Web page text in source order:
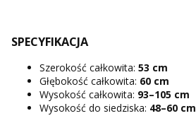
SPECYFIKACJA
Szerokość całkowita: 53 cm
Głębokość całkowita: 60 cm
Wysokość całkowita: 93–105 cm
Wysokość do siedziska: 48–60 cm